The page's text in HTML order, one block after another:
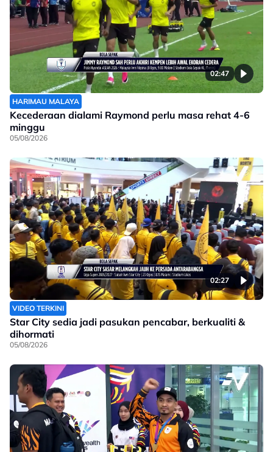
02:47
HARIMAU MALAYA
Kecederaan dialami Raymond perlu masa rehat 4-6
minggu
05/08/2026
02:27
VIDEO TERKINI
Star City sedia jadi pasukan pencabar, berkualiti &
dihormati
05/08/2026